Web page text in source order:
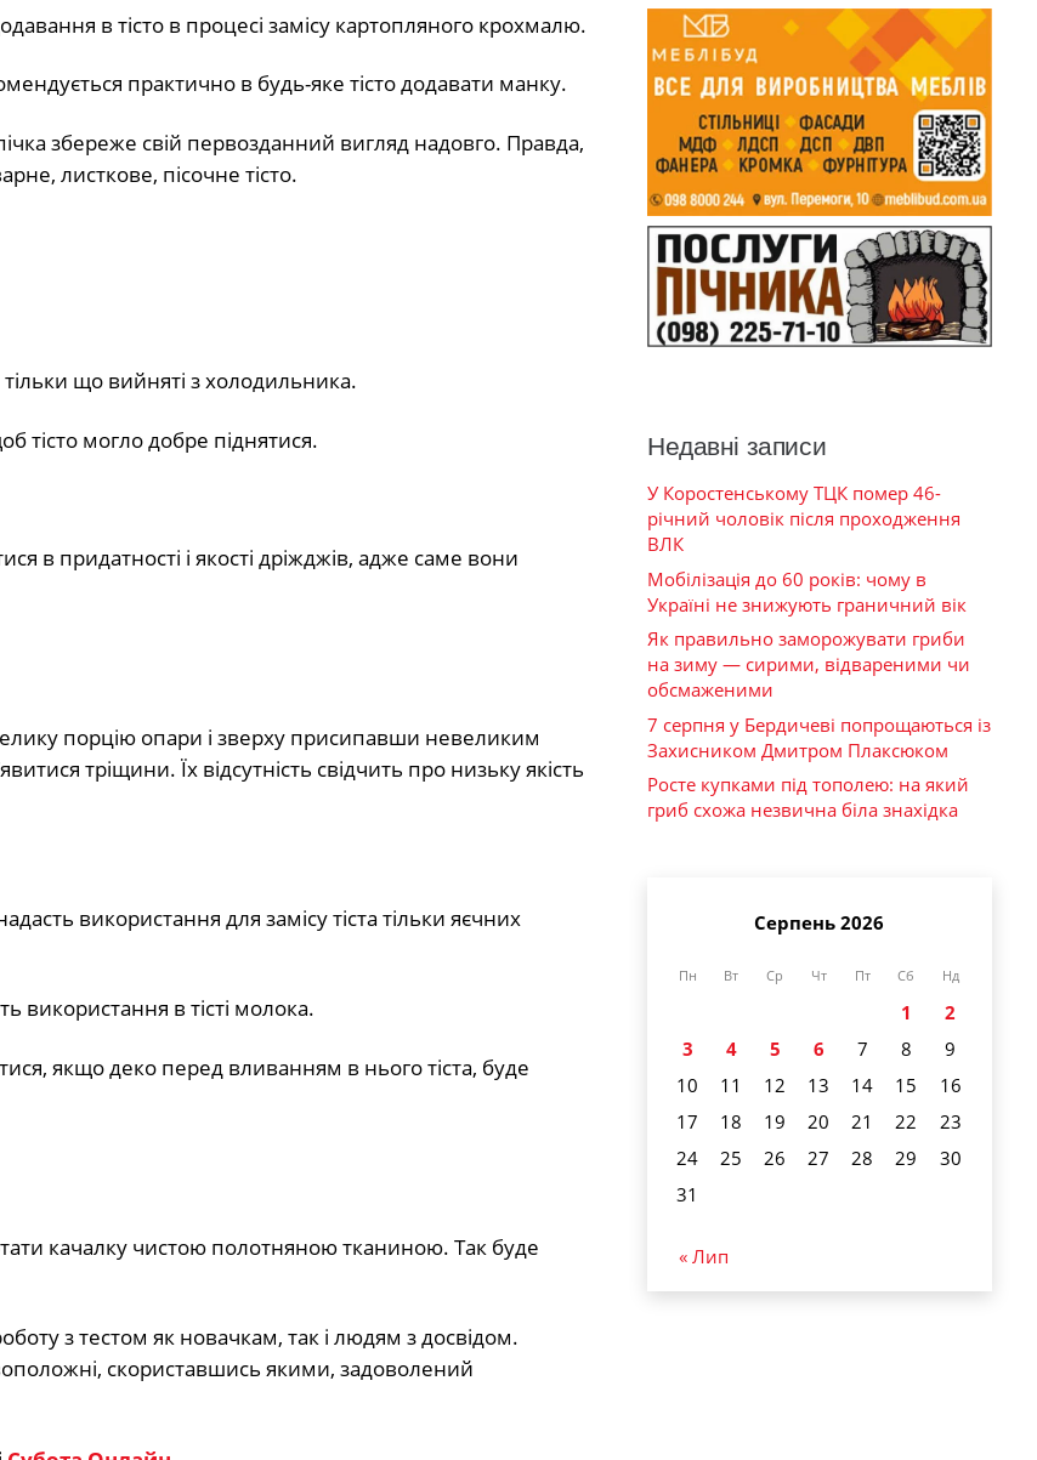
в тісто в процесі замісу картопляного крохмалю.
практично в будь-яке тісто додавати манку.
збереже свій первозданний вигляд надовго. Правда,
листкове, пісочне тісто.
що вийняті з холодильника.
тісто могло добре піднятися.
в придатності і якості дріжджів, адже саме вони
порцію опари і зверху присипавши невеликим
тріщини. Їх відсутність свідчить про низьку якість
використання для замісу тіста тільки яєчних
використання в тісті молока.
якщо деко перед вливанням в нього тіста, буде
качалку чистою полотняною тканиною. Так буде
з тестом як новачкам, так і людям з досвідом.
скориставшись якими, задоволений
Недавні записи
У Коростенському ТЦК помер 46-
річний чоловік після проходження
ВЛК
Мобілізація до 60 років: чому в
Україні не знижують граничний вік
Як правильно заморожувати гриби
на зиму — сирими, відвареними чи
обсмаженими
7 серпня у Бердичеві попрощаються із
Захисником Дмитром Плаксюком
Росте купками під тополею: на який
гриб схожа незвична біла знахідка
Серпень 2026
Пн Вт Ср Чт Пт Сб Нд
1
2
3
4 5 6 7 8
9
10
11 12 13 14 15
16
17
18 19 20 21 22
23
24
25 26 27 28 29
30
31
« Лип